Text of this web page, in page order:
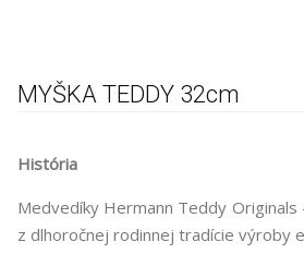
MYŠKA TEDDY 32cm
História
Medvedíky Hermann Teddy
z dlhoročnej rodinnej tradície výroby